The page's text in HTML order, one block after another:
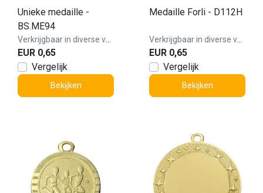
Unieke medaille -
BS.ME94
EUR 0,65
Vergelijk
Bekijken
Medaille Forli - D112H
EUR 0,65
Vergelijk
Bekijken